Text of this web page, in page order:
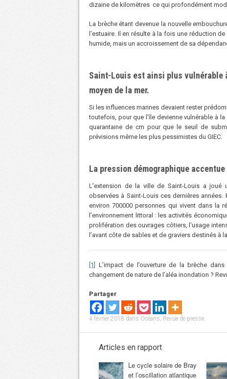
dizaine de kilomètres ce qui profondément
La brèche étant devenue la nouvelle
l’estuaire. Il en résulte à la fois une réduction
humide, mais un accroissement de sa
Saint-Louis est ainsi plus vulnérable
moyen de la mer.
Si les influences marines devaient rester
toutefois, pour que l’île devienne vulnérable à
quarantaine de cm pour que le seuil de
prévisions même les plus pessimistes du GIEC.
La pression démographique
L’extension de la ville de Saint-Louis a joué
observées à Saint-Louis ces dernières années.
environ 700000 personnes qui vivent dans la
l’environnement littoral : les activités
prolifération des ouvrages côtiers, l’usage
l’avant côte de sables et de graviers destinés à
[1]
L’impact de l’ouverture de la brèche
changement de nature de l’aléa inondation ?
Partager
4 février 2018 dans Océans, Revue de presse.
Articles en rapport
Le cycle solaire de Bray
et l’oscillation atlantique